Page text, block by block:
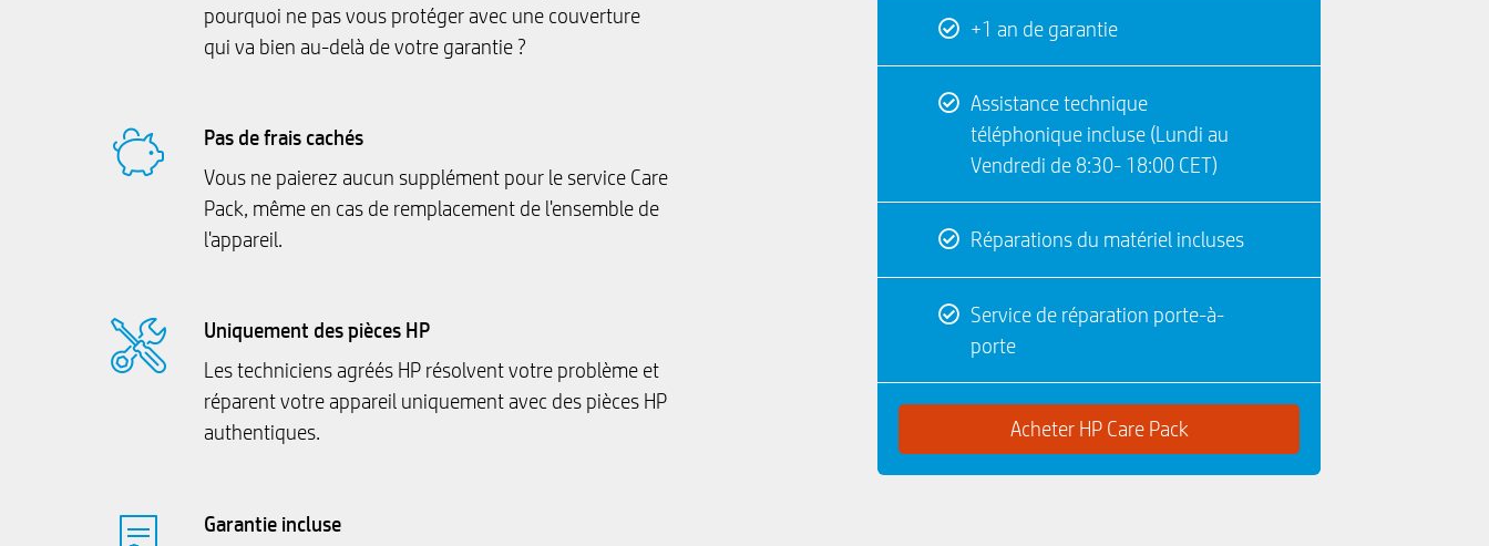
pourquoi ne pas vous protéger avec une couverture
qui va bien au-delà de votre garantie ?
Pas de frais cachés
Vous ne paierez aucun supplément pour le service Care
Pack, même en cas de remplacement de l'ensemble de
l'appareil.
Uniquement des pièces HP
Les techniciens agréés HP résolvent votre problème et
réparent votre appareil uniquement avec des pièces HP
authentiques.
Garantie incluse
+1 an de garantie
Assistance technique
téléphonique incluse (Lundi au
Vendredi de 8:30- 18:00 CET)
Réparations du matériel incluses
Service de réparation porte-à-
porte
Acheter HP Care Pack